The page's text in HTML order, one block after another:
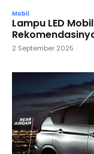
Mobil
Lampu LED
2 September 2025